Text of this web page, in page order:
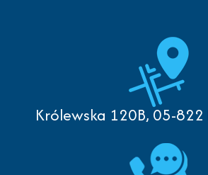
Królewska 120B, 05-